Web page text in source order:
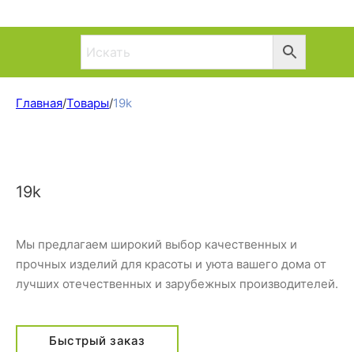
Главная/Товары/19k
19k
Мы предлагаем широкий выбор качественных и
прочных изделий для красоты и уюта вашего дома от
лучших отечественных и зарубежных производителей.
Быстрый заказ